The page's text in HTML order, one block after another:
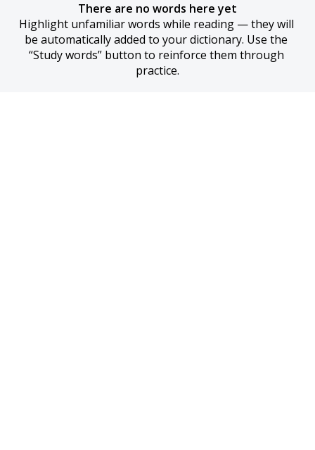
There are no words here yet
Highlight unfamiliar words while reading — they will
be automatically added to your dictionary. Use the
“Study words” button to reinforce them through
practice.